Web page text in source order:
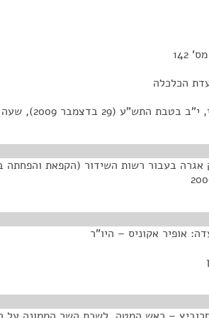
142
הכלכלה
התש"ע (29 בדצמבר 2009), שעה 11:00
אגרה בעבור רשות השידור (הקפאת והפחתה
אופיר אקוניס – היו"ר